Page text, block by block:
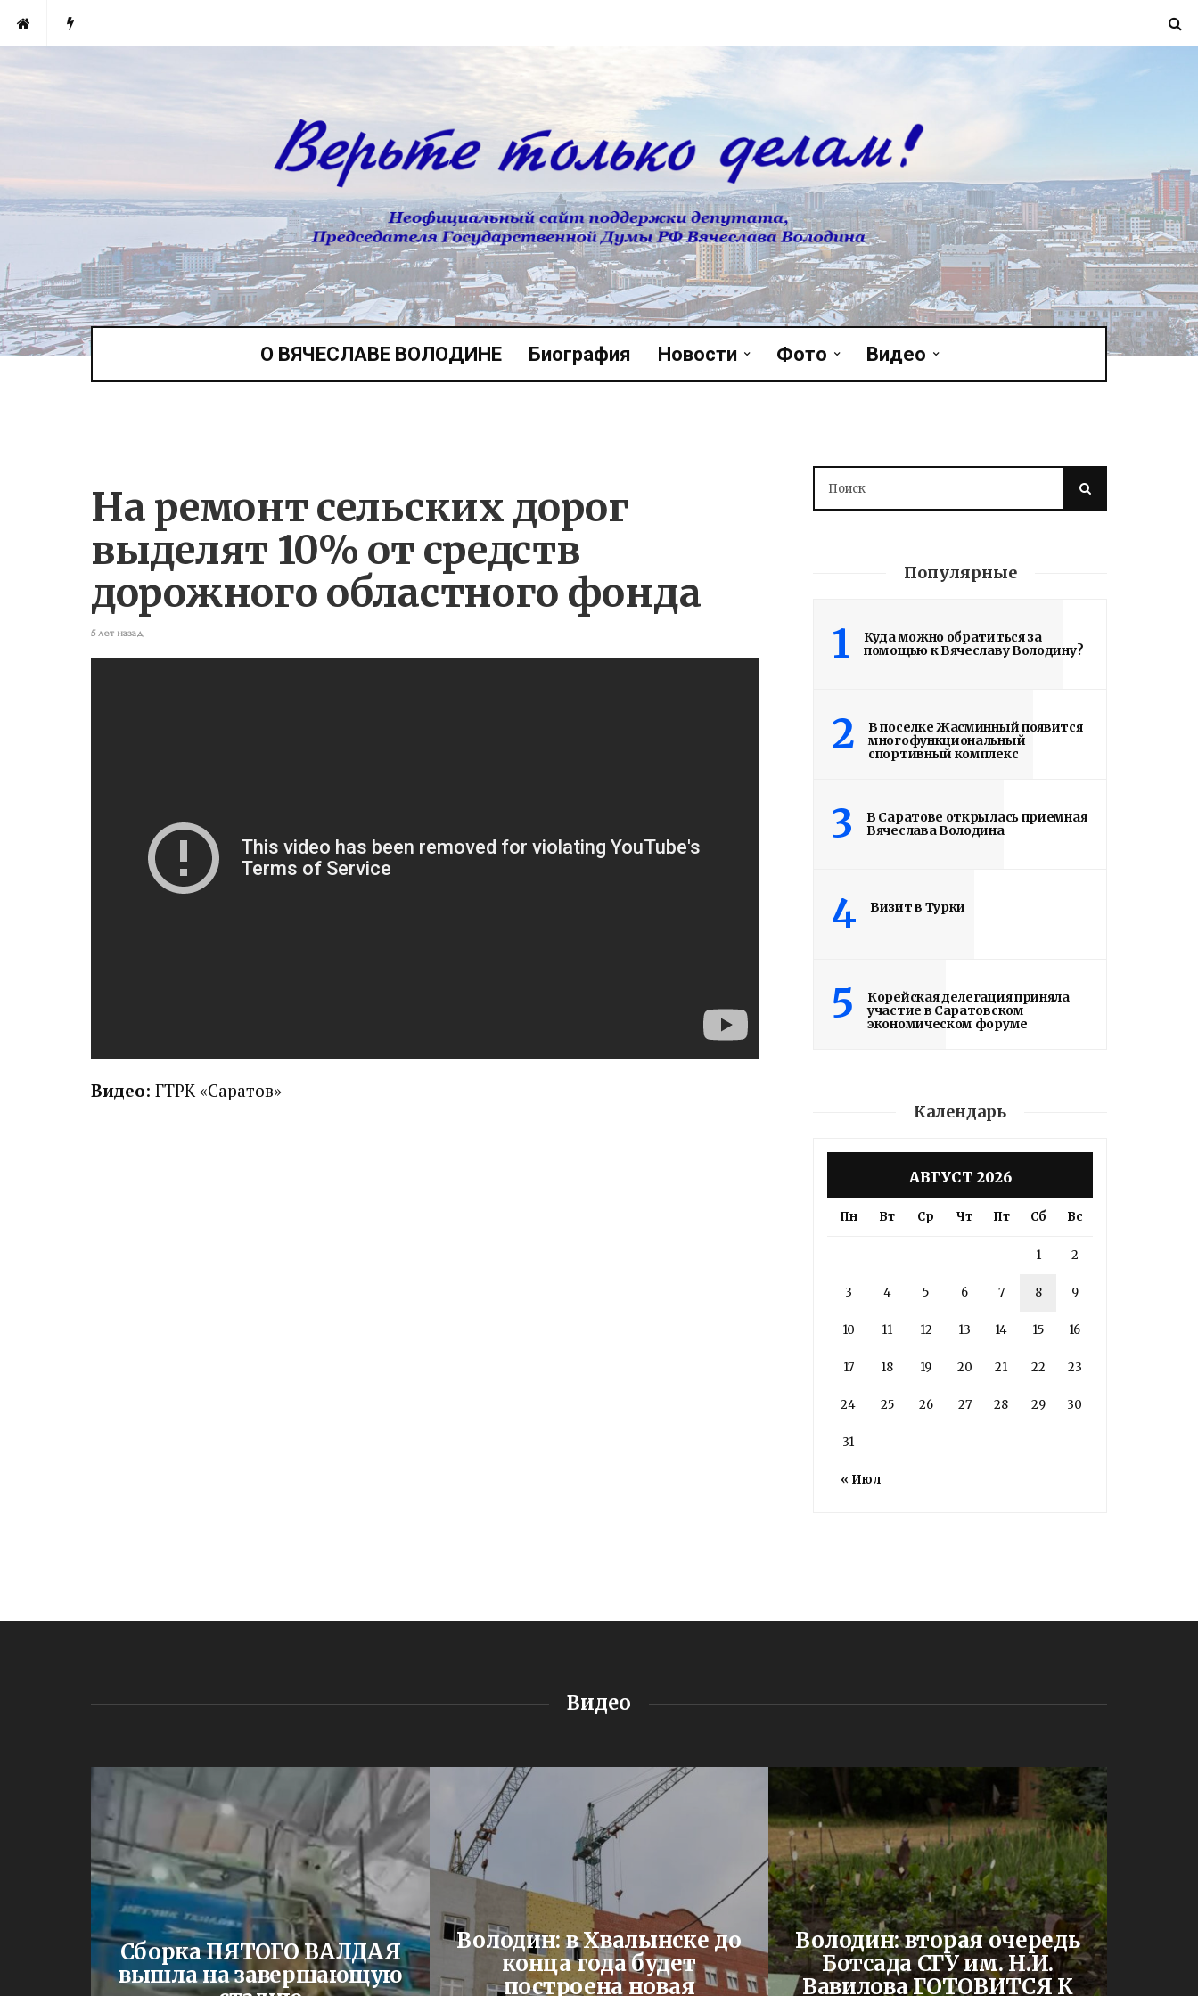
О ВЯЧЕСЛАВЕ ВОЛОДИНЕ Биография Новости Фото Видео
На ремонт сельских дорог
выделят 10% от средств
дорожного областного фонда
5 лет назад
Видео: ГТРК «Саратов»
Популярные
1
Куда можно обратиться за
помощью к Вячеславу Володину?
2
В поселке Жасминный появится
многофункциональный
спортивный комплекс
3
В Саратове открылась приемная
Вячеслава Володина
4 Визит в Турки
5
Корейская делегация приняла
участие в Саратовском
экономическом форуме
Календарь
АВГУСТ 2026
Пн Вт Ср Чт Пт Сб Вс
« Июл
1 2
3 4 5 6 7 8 9
10 11 12 13 14 15 16
17 18 19 20 21 22 23
24 25 26 27 28 29 30
31
Видео
Сборка ПЯТОГО ВАЛДАЯ
вышла на завершающую
Володин: в Хвалынске до
конца года будет
построена новая
Володин: вторая очередь
Ботсада СГУ им. Н.И.
Вавилова ГОТОВИТСЯ К
Володин: 31 августа
РАБОТЫ БУДУТ
ЗАВЕРШЕНЫ